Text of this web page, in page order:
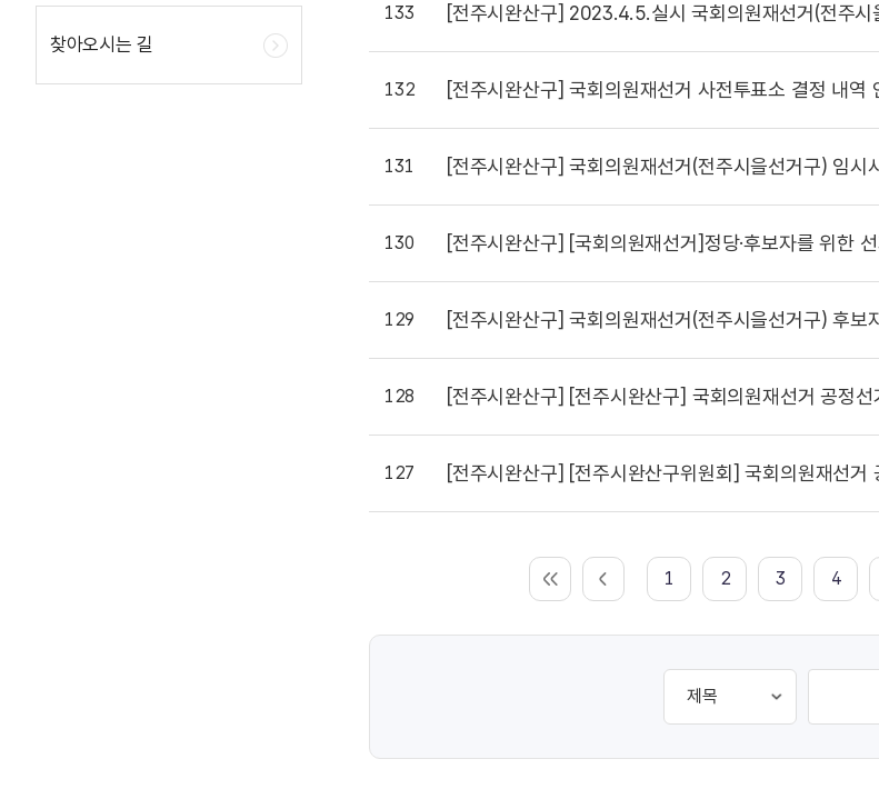
찾아오시는 길
133 [전주시완산구] 2023.4.5.실시 국회의원재선거(전주시을선
132 [전주시완산구] 국회의원재선거 사전투표소 결정 내역
131 [전주시완산구] 국회의원재선거(전주시을선거구) 임시
130 [전주시완산구] [국회의원재선거]정당·후보자를 위한 선거
129 [전주시완산구] 국회의원재선거(전주시을선거구) 후보
128 [전주시완산구] [전주시완산구] 국회의원재선거 공정선거지원단
127 [전주시완산구] [전주시완산구위원회] 국회의원재선거 공정선거지원단 및
1 2 3 4